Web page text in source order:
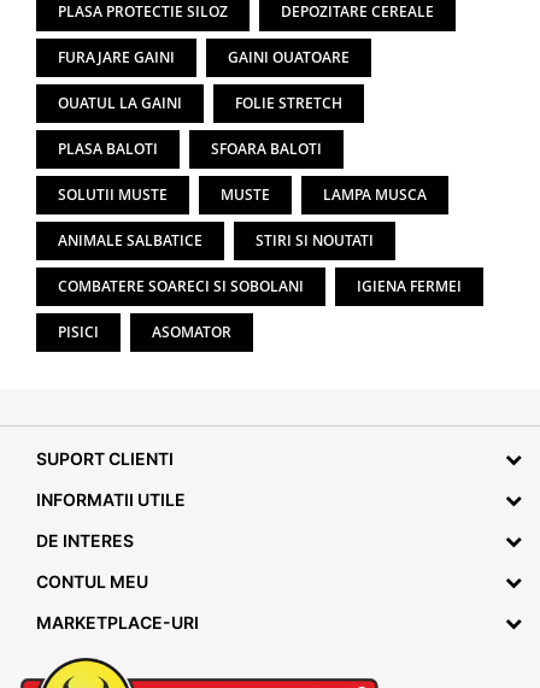
PLASA PROTECTIE SILOZ DEPOZITARE CEREALE
FURAJARE GAINI GAINI OUATOARE
OUATUL LA GAINI FOLIE STRETCH
PLASA BALOTI SFOARA BALOTI
SOLUTII MUSTE MUSTE LAMPA MUSCA
ANIMALE SALBATICE STIRI SI NOUTATI
COMBATERE SOARECI SI SOBOLANI IGIENA FERMEI
PISICI ASOMATOR
SUPORT CLIENTI
INFORMATII UTILE
DE INTERES
CONTUL MEU
MARKETPLACE-URI